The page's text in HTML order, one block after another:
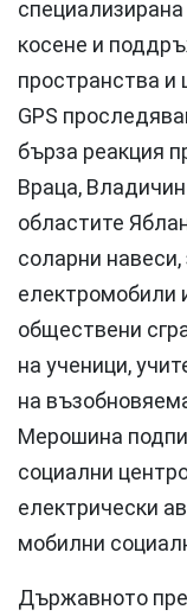
косене и
пространства
GPS
бърза реакция
Враца,
областите
соларни
електромобили
обществени
на ученици,
на
Мерошина
социални
електрически
мобилни
Държавното